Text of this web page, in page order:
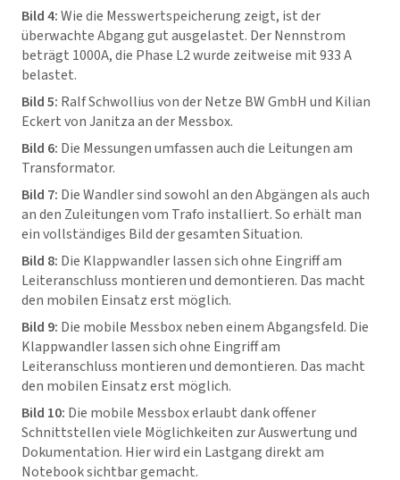
Bild 4:Wie die Messwertspeicherung zeigt, ist der
überwachte Abgang gut ausgelastet. Der Nennstrom
beträgt 1000A, die Phase L2 wurde zeitweise mit 933 A
belastet.
Bild 5: Ralf Schwollius von der Netze BW GmbH und Kilian
Eckert von Janitza an der Messbox.
Bild 6: Die Messungen umfassen auch die Leitungen am
Transformator.
Bild 7: Die Wandler sind sowohl an den Abgängen als auch
an den Zuleitungen vom Trafo installiert. So erhält man
ein vollständiges Bild der gesamten Situation.
Bild 8: Die Klappwandler lassen sich ohne Eingriff am
Leiteranschluss montieren und demontieren. Das macht
den mobilen Einsatz erst möglich.
Bild 9: Die mobile Messbox neben einem Abgangsfeld. Die
Klappwandler lassen sich ohne Eingriff am
Leiteranschluss montieren und demontieren. Das macht
den mobilen Einsatz erst möglich.
Bild 10: Die mobile Messbox erlaubt dank offener
Schnittstellen viele Möglichkeiten zur Auswertung und
Dokumentation. Hier wird ein Lastgang direkt am
Notebook sichtbar gemacht.